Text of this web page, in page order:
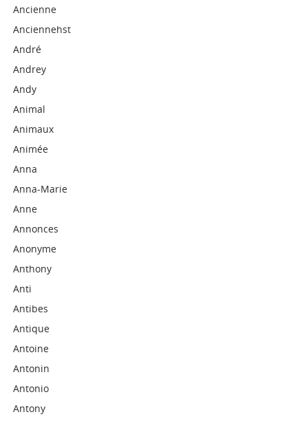
Ancienne
Anciennehst
André
Andrey
Andy
Animal
Animaux
Animée
Anna
Anna-Marie
Anne
Annonces
Anonyme
Anthony
Anti
Antibes
Antique
Antoine
Antonin
Antonio
Antony